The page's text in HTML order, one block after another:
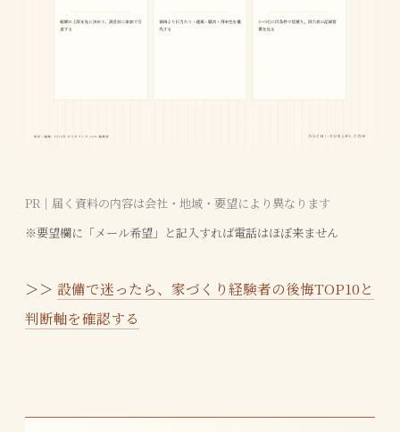
PR｜届く資料の内容は会社・地域・要望により異なります
※要望欄に「メール希望」と記入すれば電話はほぼ来ません
＞＞ 設備で迷ったら、家づくり経験者の後悔TOP10と
判断軸を確認する